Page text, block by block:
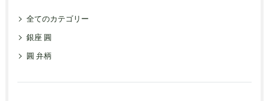
全てのカテゴリー
銀座 圓
圓 弁柄